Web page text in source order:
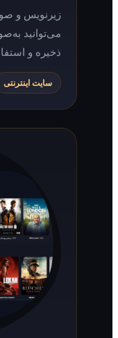
زیرنویس و صوت دوبله
می‌توانید به‌صورت
ذخیره و استفاده کنید.
سایت اینترنتی